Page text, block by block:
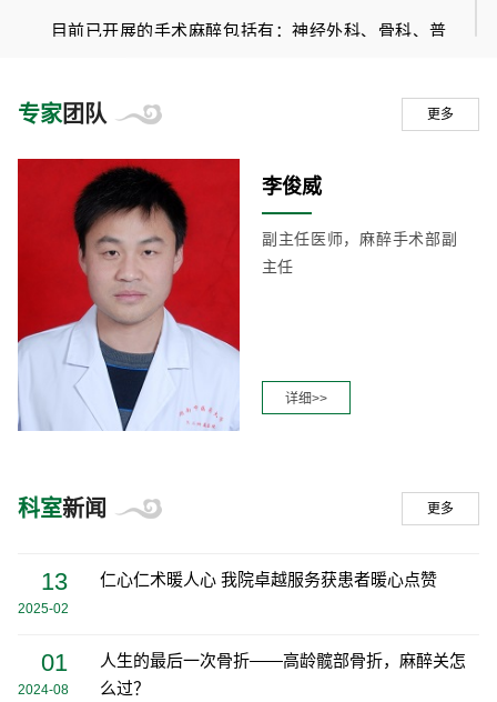
目前已开展的手术麻醉包括有：神经外科、骨科、普
肤科、眼科、无痛人流、无痛胃肠镜检查、无痛纤支镜
等。开展的常规麻醉技术包括全身麻醉、椎管内麻醉、超
声引导下神经阻滞麻醉，晚期癌痛患者的鞘内吗啡泵植入
技术、控制性降压、麻醉电生理监测、有创性动静脉压监
麻醉手术部承担了中医、中西医结合专业、护理等7个
专业的理论和实践的教学任务。2010年开始承担护理教研
室《急危重症护理学》、《护理学基础》等课程教学任
务。科室现有带教老师师资医生13名，取得高校教师资格
证医生5人，西医外科教研室老师5人。培养了1000余名本
外科技术的教学工作。同时，麻醉手术部为国家医生规范
为出类拔萃的中青年骨干。
专家团队 更多
李俊威
副主任医师，麻醉手术部副
主任
详细>>
科室新闻 更多
13
2025-02
仁心仁术暖人心 我院卓越服务获患者暖心点赞
01
2024-08
人生的最后一次骨折——高龄髋部骨折，麻醉关怎
么过？